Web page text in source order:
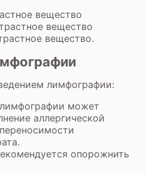
вещество
вещество
вещество.
лимфографии:
может
аллергической
опорожнить